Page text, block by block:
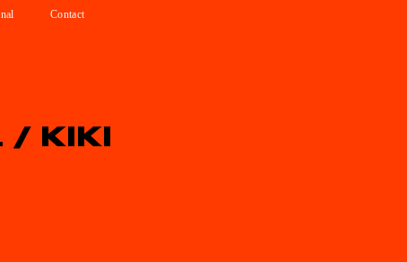
Contact
/ KIKI